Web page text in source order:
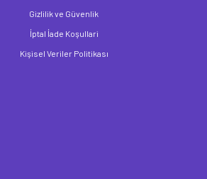
Gizlilik ve Güvenlik
İptal İade Koşullari
Kişisel Veriler Politikası